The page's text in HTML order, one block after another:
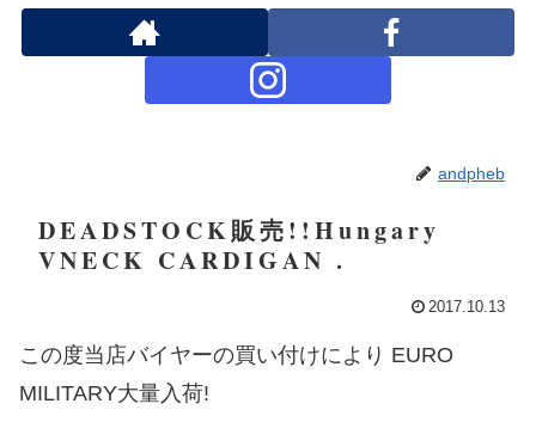
andpheb
DEADSTOCK販売!!Hungary
VNECK CARDIGAN .
2017.10.13
この度当店バイヤーの買い付けにより EURO
MILITARY大量入荷!